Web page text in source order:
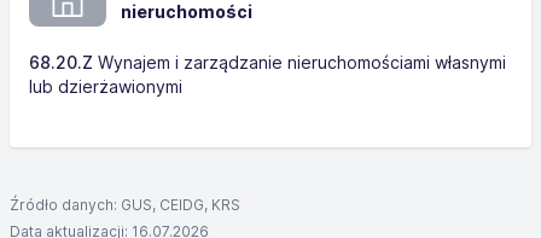
nieruchomości
68.20.Z Wynajem i zarządzanie nieruchomościami własnymi
lub dzierżawionymi
Źródło danych: GUS, CEIDG, KRS
Data aktualizacji: 16.07.2026